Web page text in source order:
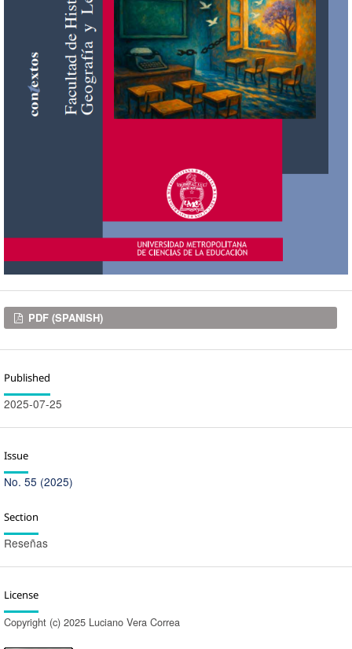
Downloads
PDF (SPANISH)
Published
2025-07-25
Issue
No. 55 (2025)
Section
Reseñas
License
Copyright (c) 2025 Luciano Vera Correa